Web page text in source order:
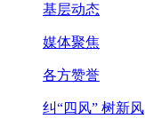
基层动态
媒体聚焦
各方赞誉
纠“四风” 树新风